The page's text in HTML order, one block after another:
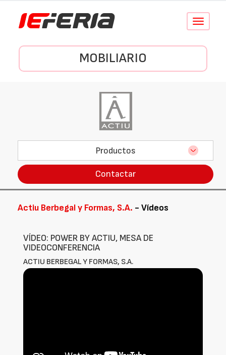
Conmutar
MOBILIARIO
Productos
Contactar
Actiu Berbegal y Formas, S.A. - Vídeos
VÍDEO: POWER BY ACTIU, MESA DE
VIDEOCONFERENCIA
ACTIU BERBEGAL Y FORMAS, S.A.